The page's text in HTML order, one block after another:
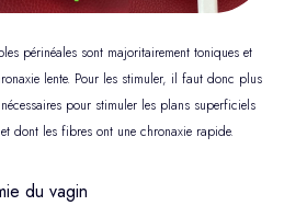
périnéales sont majoritairement toniques et
lente. Pour les stimuler, il faut donc plus
pour stimuler les plans superficiels
dont les fibres ont une chronaxie rapide.
du vagin